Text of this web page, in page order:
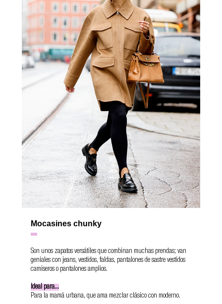
Mocasines chunky
Son unos zapatos versátiles que combinan muchas prendas; van
geniales con jeans, vestidos, faldas, pantalones de sastre vestidos
camiseros o pantalones amplios.
Ideal para...
Para la mamá urbana, que ama mezclar clásico con moderno.